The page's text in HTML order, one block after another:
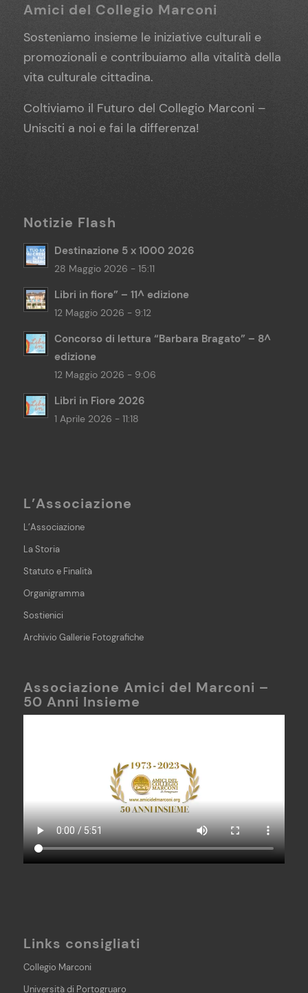
Amici del Collegio Marconi
Sosteniamo insieme le iniziative culturali e
promozionali e contribuiamo alla vitalità della
vita culturale cittadina.
Coltiviamo il Futuro del Collegio Marconi –
Unisciti a noi e fai la differenza!
Notizie Flash
Destinazione 5 x 1000 2026
28 Maggio 2026 - 15:11
Libri in fiore” – 11^ edizione
12 Maggio 2026 - 9:12
Concorso di lettura “Barbara Bragato” – 8^
edizione
12 Maggio 2026 - 9:06
Libri in Fiore 2026
1 Aprile 2026 - 11:18
L’Associazione
L’Associazione
La Storia
Statuto e Finalità
Organigramma
Sostienici
Archivio Gallerie Fotografiche
Associazione Amici del Marconi –
50 Anni Insieme
Links consigliati
Collegio Marconi
Università di Portogruaro